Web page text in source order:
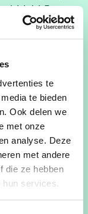
te
te bieden
Ook delen we
met onze
analyse. Deze
met andere
die ze hebben
services.
5
staan in
er mensen
fauna en